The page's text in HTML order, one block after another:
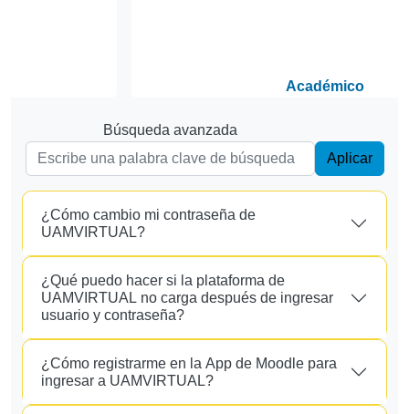
Búsqueda avanzada
Aplicar
¿Cómo cambio mi contraseña de
UAMVIRTUAL?
¿Qué puedo hacer si la plataforma de
UAMVIRTUAL no carga después de ingresar
usuario y contraseña?
¿Cómo registrarme en la App de Moodle para
ingresar a UAMVIRTUAL?